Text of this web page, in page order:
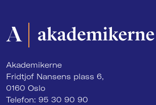
Akademikerne
Fridtjof Nansens plass 6,
0160 Oslo
Telefon: 95 30 90 90